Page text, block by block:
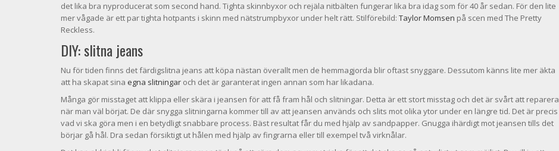
det lika bra nyproducerat som second hand. Tighta skinnbyxor och rejäla nitbälten fungerar lika bra idag som för 40 år sedan. För den lite
mer vågade är ett par tighta hotpants i skinn med nätstrumpbyxor under helt rätt. Stilförebild: Taylor Momsen på scen med The Pretty
Reckless.
DIY: slitna jeans
Nu för tiden finns det färdigslitna jeans att köpa nästan överallt men de hemmagjorda blir oftast snyggare. Dessutom känns lite mer äkta
att ha skapat sina egna slitningar och det är garanterat ingen annan som har likadana.
Många gör misstaget att klippa eller skära i jeansen för att få fram hål och slitningar. Detta är ett stort misstag och det är svårt att reparera
när man väl börjat. De där snygga slitningarna kommer till av att jeansen används och slits mot olika ytor under en längre tid. Det är precis
vad vi ska göra men i en betydligt snabbare process. Bäst resultat får du med hjälp av sandpapper. Gnugga ihärdigt mot jeansen tills det
börjar gå hål. Dra sedan försiktigt ut hålen med hjälp av fingrarna eller till exempel två virknålar.